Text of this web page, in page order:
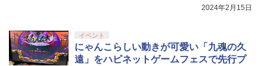
2024年2月15日
イベント
にゃんこらしい動きが可愛い「九魂の久
遠」をハピネットゲームフェスで先行プ